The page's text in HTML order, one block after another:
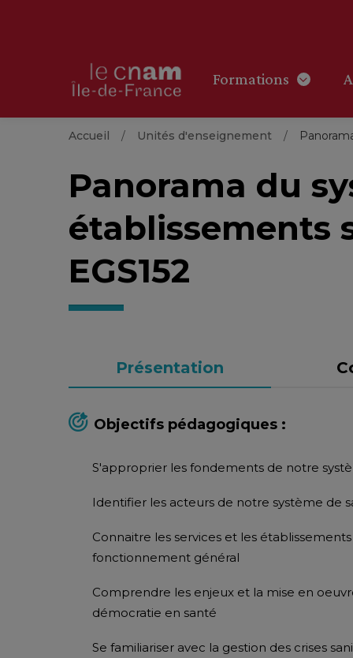
Formations
Accueil Unités d'enseignement
Panorama du
établissements
EGS152
Présentation
Objectifs pédagogiques :
S'approprier les fondements de notre
Identifier les acteurs de notre système de
Connaitre les services et les
fonctionnement général
Comprendre les enjeux et la mise en
démocratie en santé
Se familiariser avec la gestion des crises